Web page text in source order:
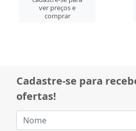
ver preços e
comprar
Cadastre-se para
ofertas!